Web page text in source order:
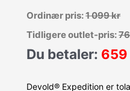
Ordinær pris:1 099kr
Tidligere outlet-pris:
Du betaler:
Devold® Expedition er